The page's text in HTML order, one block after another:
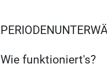
Wie funktioniert's?